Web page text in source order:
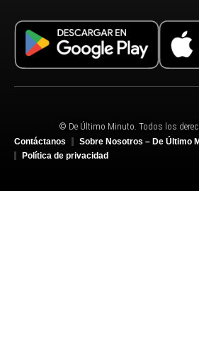
© De Último Minuto. Todos los
Contáctanos
Sobre Nosotros – De Último
Política de privacidad